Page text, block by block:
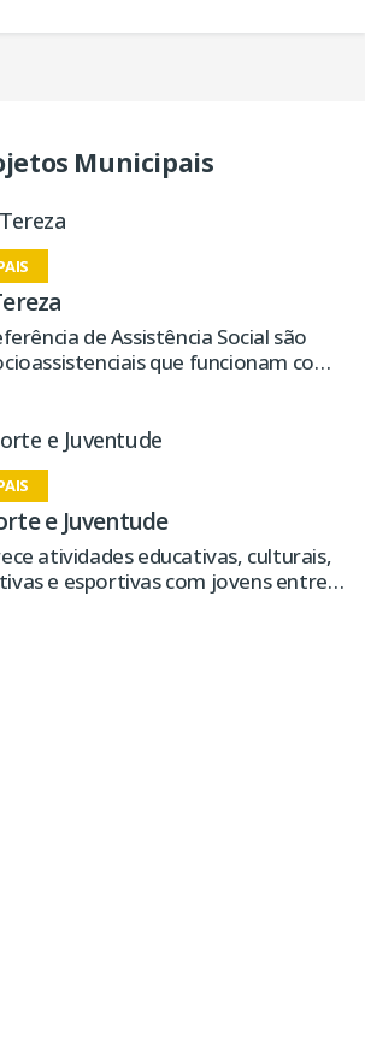
Municipais
de Assistência Social são
que funcionam como
região de abrangência delimitada
aos bairros que o cercam.
e Juventude
atividades educativas, culturais,
e esportivas com jovens entre 7